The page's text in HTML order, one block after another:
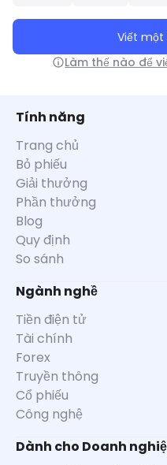
Viết một
Làm thế nào để
Tính năng
Trang chủ
Bỏ phiếu
Giải thưởng
Phần thưởng
Blog
Quy định
So sánh
Ngành nghề
Tiền điện tử
Tài chính
Forex
Truyền thông
Cổ phiếu
Công nghệ
Dành cho Doanh